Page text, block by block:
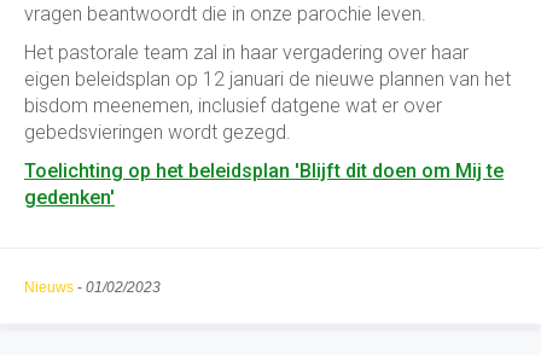
vragen beantwoordt die in onze parochie leven.
Het pastorale team zal in haar vergadering over haar
eigen beleidsplan op 12 januari de nieuwe plannen van het
bisdom meenemen, inclusief datgene wat er over
gebedsvieringen wordt gezegd.
Toelichting op het beleidsplan 'Blijft dit doen om Mij te
gedenken'
Nieuws - 01/02/2023